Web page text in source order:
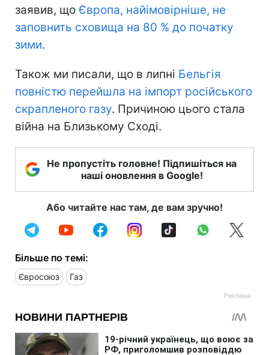
заявив, що Європа, найімовірніше, не
заповнить сховища на 80 % до початку
зими.
Також ми писали, що в липні Бельгія
повністю перейшла на імпорт російського
скрапленого газу. Причиною цього стала
війна на Близькому Сході.
Не пропустіть головне! Підпишіться на
наші оновлення в Google!
Або читайте нас там, де вам зручно!
Більше по темі:
Євросоюз Газ